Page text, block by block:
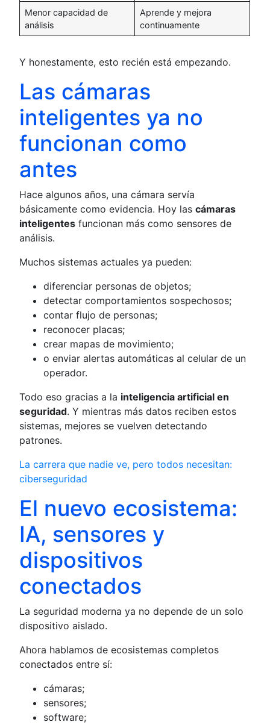
Menor capacidad de
análisis
Aprende y mejora
continuamente
Y honestamente, esto recién está empezando.
Las cámaras
inteligentes ya no
funcionan como
antes
Hace algunos años, una cámara servía
básicamente como evidencia. Hoy lascámaras
inteligentes funcionan más como sensores de
análisis.
Muchos sistemas actuales ya pueden:
diferenciar personas de objetos;
detectar comportamientos sospechosos;
contar flujo de personas;
reconocer placas;
crear mapas de movimiento;
o enviar alertas automáticas al celular de un
operador.
Todo eso gracias a la inteligencia artificial en
seguridad. Y mientras más datos reciben estos
sistemas, mejores se vuelven detectando
patrones.
La carrera que nadie ve, pero todos necesitan:
ciberseguridad
El nuevo ecosistema:
IA, sensores y
dispositivos
conectados
La seguridad moderna ya no depende de un solo
dispositivo aislado.
Ahora hablamos de ecosistemas completos
conectados entre sí:
cámaras;
sensores;
software;